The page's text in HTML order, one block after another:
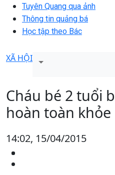
Tuyên Quang qua ảnh
Thông tin quảng bá
Học tập theo Bác
XÃ HỘI
Cháu bé 2 tuổi
hoàn toàn
14:02, 15/04/2015